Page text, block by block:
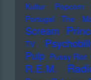
Kultur
Popcorn
Portugal The
Scream
TV
Pulp Pussy Riot
R.E.M.